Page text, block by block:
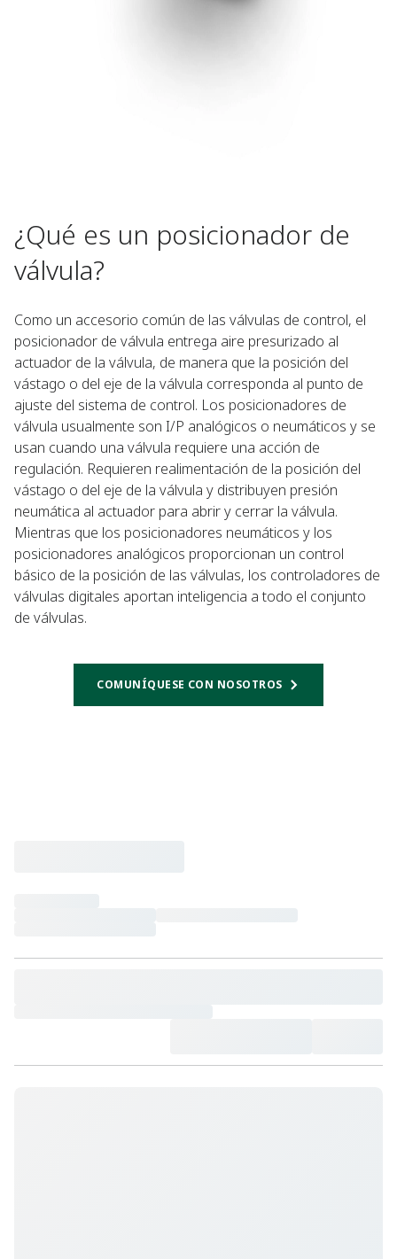
¿Qué es un posicionador de
válvula?
Como un accesorio común de las válvulas de control, el
posicionador de válvula entrega aire presurizado al
actuador de la válvula, de manera que la posición del
vástago o del eje de la válvula corresponda al punto de
ajuste del sistema de control. Los posicionadores de
válvula usualmente son I/P analógicos o neumáticos y se
usan cuando una válvula requiere una acción de
regulación. Requieren realimentación de la posición del
vástago o del eje de la válvula y distribuyen presión
neumática al actuador para abrir y cerrar la válvula.
Mientras que los posicionadores neumáticos y los
posicionadores analógicos proporcionan un control
básico de la posición de las válvulas, los controladores de
válvulas digitales aportan inteligencia a todo el conjunto
de válvulas.
COMUNÍQUESE CON NOSOTROS